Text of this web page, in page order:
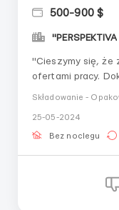
500-900 $
"PERSPEKTIVA
"Cieszymy się, że
ofertami pracy.
ponieważ PRACA
towarów na sali
pracyUważność,
Składowanie -
25-05-2024
Bez noclegu